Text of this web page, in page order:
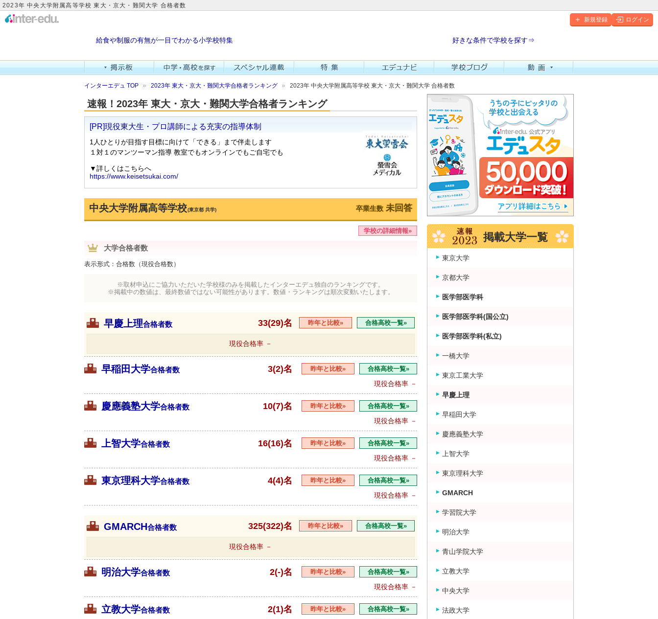
2023年 中央大学附属高等学校 東大・京大・難関大学 合格者数
新規登録 ログイン
給食や制服の有無が一目でわかる小学校特集 好きな条件で学校を探す⇒
インターエデュ TOP 2023年 東大・京大・難関大学合格者ランキング 2023年 中央大学附属高等学校 東大・京大・難関大学 合格者数
速報！2023年 東大・京大・難関大学合格者ランキング
中央大学附属高等学校(東京都 共学) 卒業生数 未回答
学校の詳細情報»
大学合格者数
表示形式：合格数（現役合格数）
※取材申込にご協力いただいた学校様のみを掲載したインターエデュ独自のランキングです。
※掲載中の数値は、最終数値ではない可能性があります。数値・ランキングは順次変動いたします。
早慶上理合格者数 33(29)名 昨年と比較» 合格高校一覧»
現役合格率 －
早稲田大学合格者数 3(2)名 昨年と比較» 合格高校一覧»
現役合格率 －
慶應義塾大学合格者数 10(7)名 昨年と比較» 合格高校一覧»
現役合格率 －
上智大学合格者数 16(16)名 昨年と比較» 合格高校一覧»
現役合格率 －
東京理科大学合格者数 4(4)名 昨年と比較» 合格高校一覧»
現役合格率 －
GMARCH合格者数 325(322)名 昨年と比較» 合格高校一覧»
現役合格率 －
明治大学合格者数 2(-)名 昨年と比較» 合格高校一覧»
現役合格率 －
立教大学合格者数 2(1)名 昨年と比較» 合格高校一覧»
掲載大学一覧
東京大学
京都大学
医学部医学科
医学部医学科(国公立)
医学部医学科(私立)
一橋大学
東京工業大学
早慶上理
早稲田大学
慶應義塾大学
上智大学
東京理科大学
GMARCH
学習院大学
明治大学
青山学院大学
立教大学
中央大学
法政大学